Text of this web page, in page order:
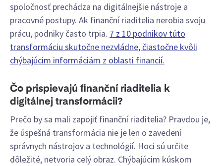
spoločnosť prechádza na digitálnejšie nástroje a
pracovné postupy. Ak finanční riaditelia nerobia svoju
prácu, podniky často trpia. 7 z 10 podnikov túto
transformáciu skutočne nezvládne, čiastočne kvôli
chýbajúcim informáciám z oblasti financií.
Čo prispievajú finanční riaditelia k
digitálnej transformácii?
Prečo by sa mali zapojiť finanční riaditelia? Pravdou je,
že úspešná transformácia nie je len o zavedení
správnych nástrojov a technológií. Hoci sú určite
dôležité, netvoria celý obraz. Chýbajúcim kúskom